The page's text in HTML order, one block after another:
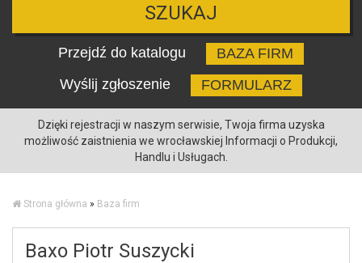
SZUKAJ
Przejdź do katalogu
BAZA FIRM
Wyślij zgłoszenie
FORMULARZ
Dzięki rejestracji w naszym serwisie, Twoja firma uzyska
możliwość zaistnienia we wrocławskiej Informacji o Produkcji,
Handlu i Usługach.
Strona główna » Baza firm
Baxo Piotr Suszycki